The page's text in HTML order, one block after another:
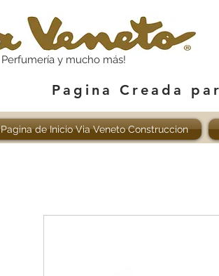
Perfumería y mucho más!
Pagina Creada
Pagina de Inicio Via Veneto Construccion